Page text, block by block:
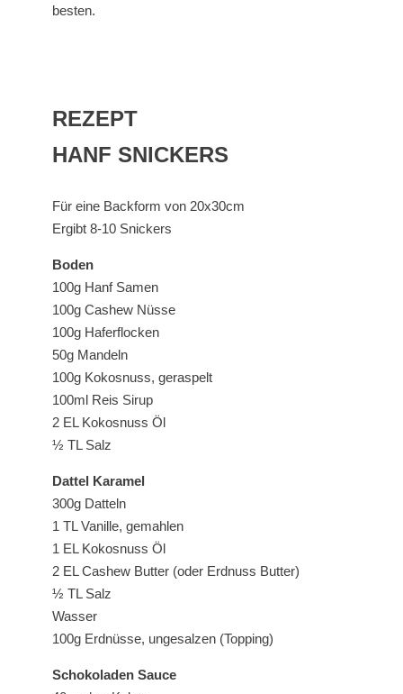
besten.
REZEPT
HANF SNICKERS
Für eine Backform von 20x30cm
Ergibt 8-10 Snickers
Boden
100g Hanf Samen
100g Cashew Nüsse
100g Haferflocken
50g Mandeln
100g Kokosnuss, geraspelt
100ml Reis Sirup
2 EL Kokosnuss Öl
½ TL Salz
Dattel Karamel
300g Datteln
1 TL Vanille, gemahlen
1 EL Kokosnuss Öl
2 EL Cashew Butter (oder Erdnuss Butter)
½ TL Salz
Wasser
100g Erdnüsse, ungesalzen (Topping)
Schokoladen Sauce